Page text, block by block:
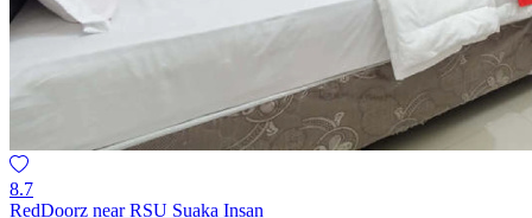
8.7
RedDoorz near RSU Suaka Insan